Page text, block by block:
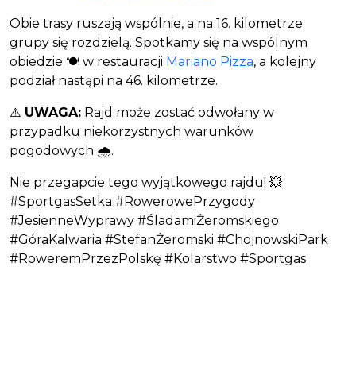
Obie trasy ruszają wspólnie, a na 16. kilometrze
grupy się rozdzielą. Spotkamy się na wspólnym
obiedzie 🍽️ w restauracji Mariano Pizza, a kolejny
podział nastąpi na 46. kilometrze.
⚠️ UWAGA: Rajd może zostać odwołany w
przypadku niekorzystnych warunków
pogodowych 🌧️.
Nie przegapcie tego wyjątkowego rajdu! 💥
#SportgasSetka #RowerowePrzygody
#JesienneWyprawy #ŚladamiŻeromskiego
#GóraKalwaria #StefanŻeromski #ChojnowskiPark
#RoweremPrzezPolskę #Kolarstwo #Sportgas